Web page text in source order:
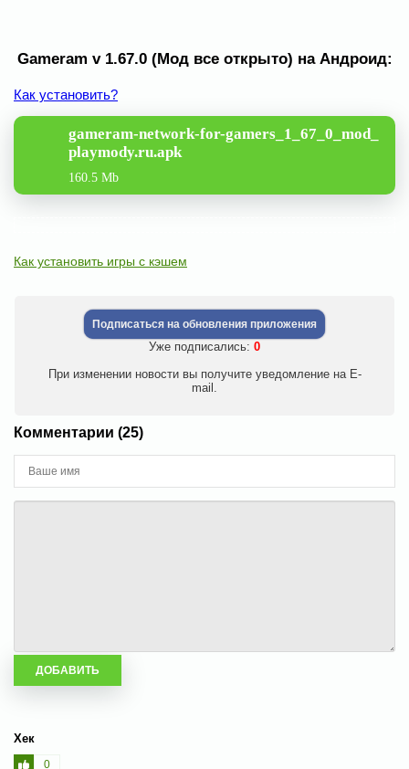
Gameram v 1.67.0 (Мод все открыто) на Андроид:
Как установить?
gameram-network-for-gamers_1_67_0_mod_
playmody.ru.apk
160.5 Mb
Как установить игры с кэшем
Подписаться на обновления приложения
Уже подписались: 0
При изменении новости вы получите уведомление на E-
mail.
Комментарии (25)
Хек
0